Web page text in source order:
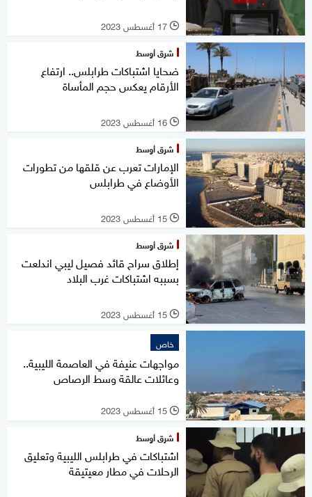
l 17 أغسطس 2023
شرق أوسط
ضحايا اشتباكات طرابلس.. ارتفاع
الأرقام يعكس حجم المأساة
l 16 أغسطس 2023
شرق أوسط
الإمارات تعرب عن قلقها من تطورات
الأوضاع في طرابلس
l 15 أغسطس 2023
شرق أوسط
إطلاق سراح قائد فصيل ليبي اندلعت
بسببه اشتباكات غرب البلاد
l 15 أغسطس 2023
خاص
مواجهات عنيفة في العاصمة الليبية..
وعائلات عالقة وسط الرصاص
l 15 أغسطس 2023
شرق أوسط
اشتباكات في طرابلس الليبية وتعليق
الرحلات في مطار معيتيقة